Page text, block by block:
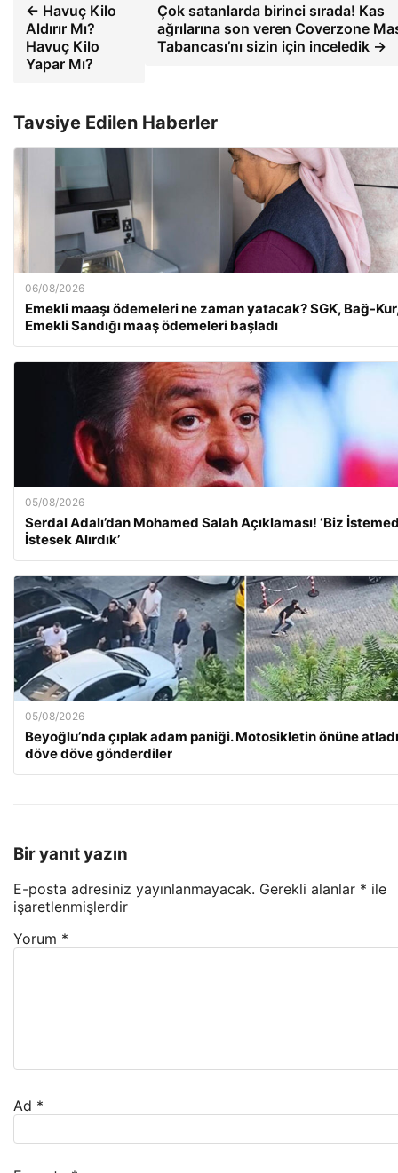
← Havuç Kilo
Aldırır Mı?
Havuç Kilo
Yapar Mı?
Çok satanlarda birinci sırada! Kas
ağrılarına son veren Coverzone
Tabancası’nı sizin için inceledik →
Tavsiye Edilen Haberler
06/08/2026
Emekli maaşı ödemeleri ne zaman yatacak? SGK, Bağ-
Emekli Sandığı maaş ödemeleri başladı
05/08/2026
Serdal Adalı’dan Mohamed Salah Açıklaması! ‘Biz
İstesek Alırdık’
05/08/2026
Beyoğlu’nda çıplak adam paniği. Motosikletin önüne
döve döve gönderdiler
Bir yanıt yazın
E-posta adresiniz yayınlanmayacak. Gerekli alanlar * ile
işaretlenmişlerdir
Yorum *
Ad *